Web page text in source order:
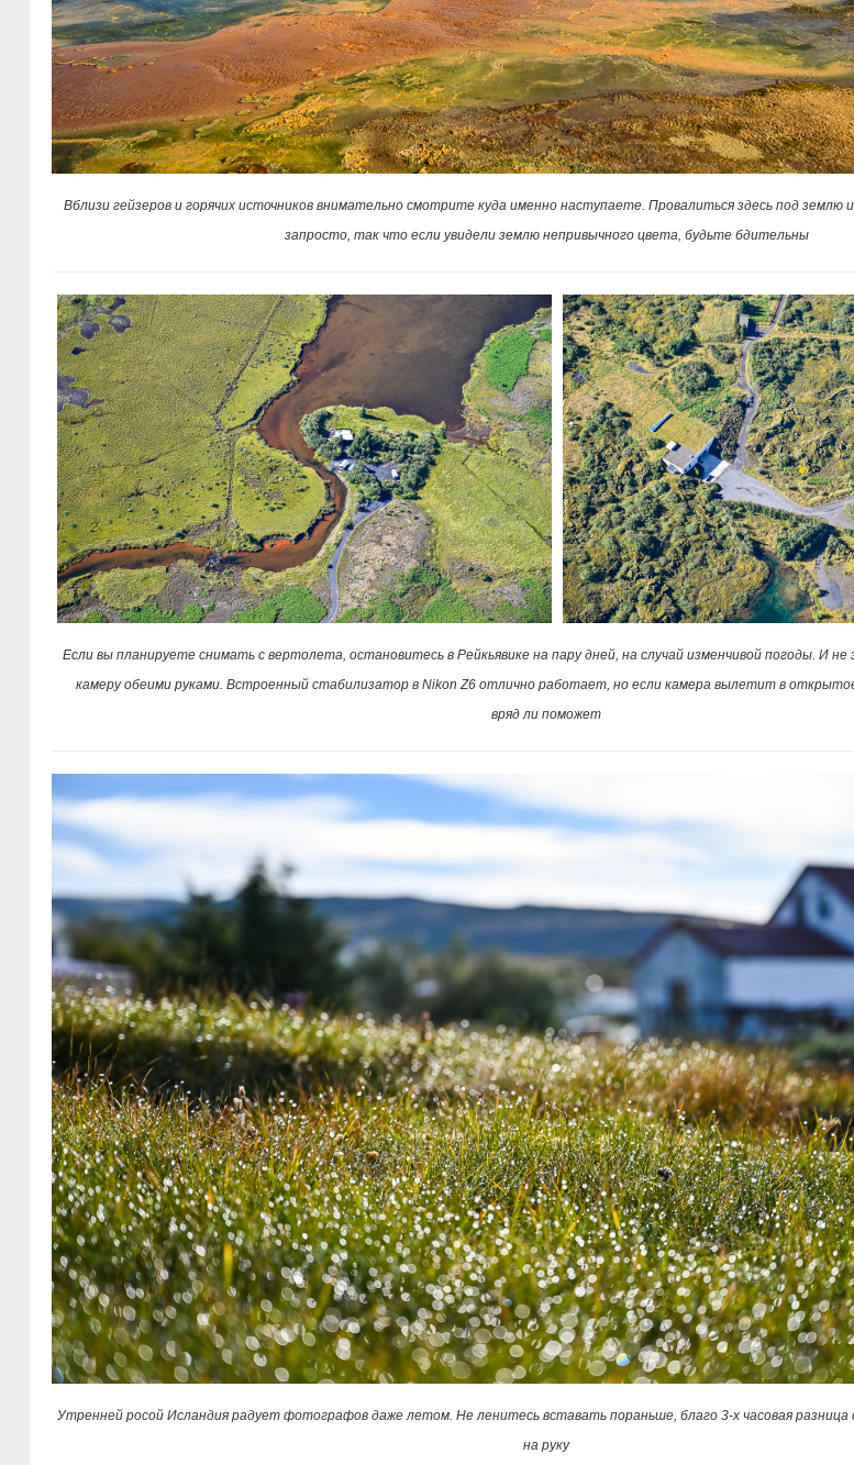
Вблизи гейзеров и горячих источников внимательно смотрите куда именно наступаете. Провалиться здесь под землю
запросто, так что если увидели землю непривычного цвета, будьте бдительны
Если вы планируете снимать с вертолета, остановитесь в Рейкьявике на пару дней, на случай изменчивой погоды. И
камеру обеими руками. Встроенный стабилизатор в Nikon Z6 отлично работает, но если камера вылетит в
вряд ли поможет
Утренней росой Исландия радует фотографов даже летом. Не ленитесь вставать пораньше, благо 3-хчасовая
на руку